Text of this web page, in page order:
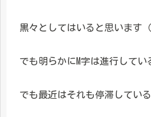
黒々としてはいると思います
でも明らかにM字は進行して
でも最近はそれも停滞してい